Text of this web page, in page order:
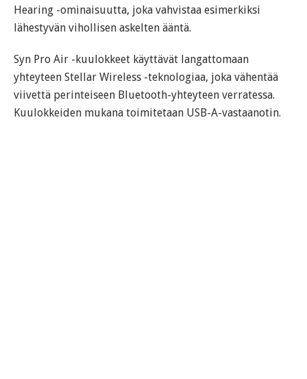
Hearing -ominaisuutta, joka vahvistaa esimerkiksi
lähestyvän vihollisen askelten ääntä.
Syn Pro Air -kuulokkeet käyttävät langattomaan
yhteyteen Stellar Wireless -teknologiaa, joka vähentää
viivettä perinteiseen Bluetooth-yhteyteen verratessa.
Kuulokkeiden mukana toimitetaan USB-A-vastaanotin.